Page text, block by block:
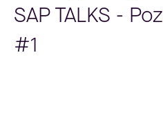
SAP TALKS -
#1